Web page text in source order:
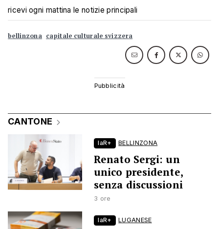
ricevi ogni mattina le notizie principali
bellinzona capitale culturale svizzera
CANTONE
laR+ BELLINZONA
Renato Sergi: un
unico presidente,
senza discussioni
3 ore
laR+ LUGANESE